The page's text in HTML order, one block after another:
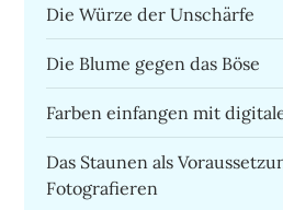
Die Würze der Unschärfe
Die Blume gegen das Böse
Farben einfangen mit
Das Staunen als
Fotografieren